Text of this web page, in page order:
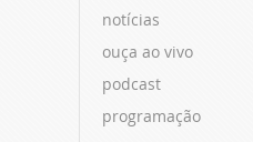
notícias
ouça ao vivo
podcast
programação